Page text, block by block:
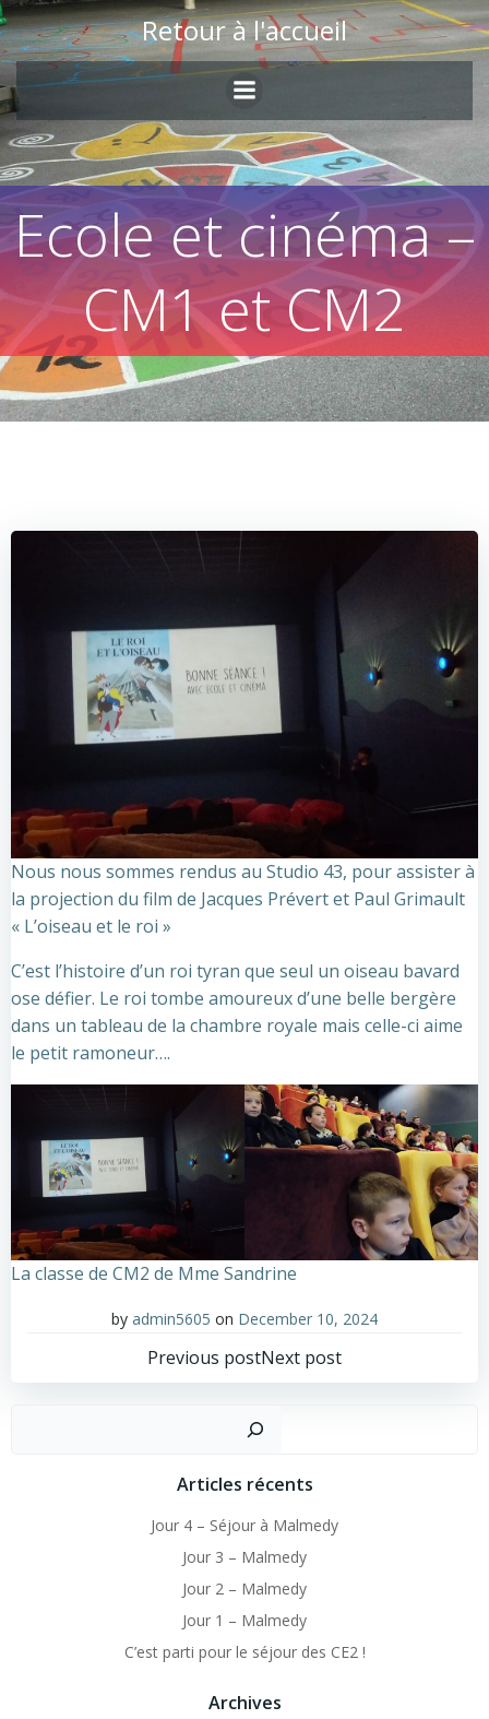
Skip
to
content
Retour à l'accueil
Ecole et cinéma –
CM1 et CM2
Nous nous sommes rendus au Studio 43, pour assister à
la projection du film de Jacques Prévert et Paul Grimault
« L’oiseau et le roi »
C’est l’histoire d’un roi tyran que seul un oiseau bavard
ose défier. Le roi tombe amoureux d’une belle bergère
dans un tableau de la chambre royale mais celle-ci aime
le petit ramoneur….
La classe de CM2 de Mme Sandrine
by admin5605 on December 10, 2024
Post
navigation
Previous postPost
navigation
Next post
Articles récents
Jour 4 – Séjour à Malmedy
Jour 3 – Malmedy
Jour 2 – Malmedy
Jour 1 – Malmedy
C’est parti pour le séjour des CE2 !
Archives